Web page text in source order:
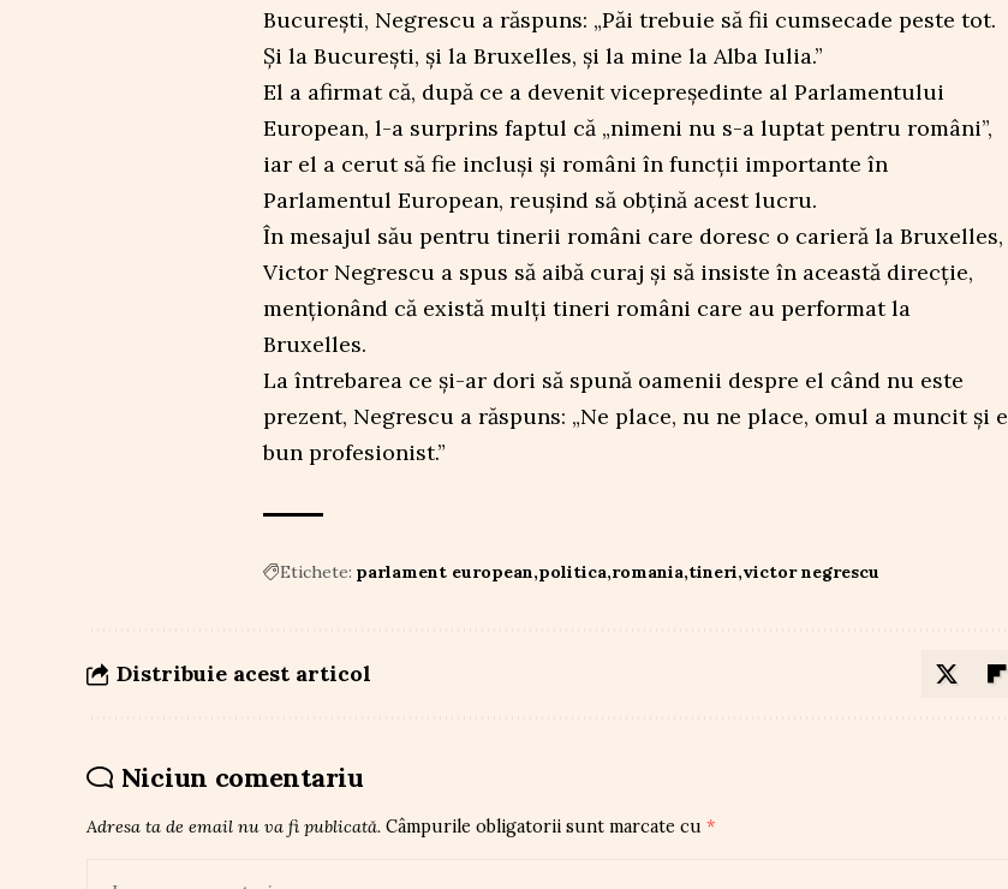
București, Negrescu a răspuns: „Păi trebuie să fii cumsecade peste tot.
Și la București, și la Bruxelles, și la mine la Alba Iulia.”
El a afirmat că, după ce a devenit vicepreședinte al Parlamentului
European, l-a surprins faptul că „nimeni nu s-a luptat pentru români”,
iar el a cerut să fie incluși și români în funcții importante în
Parlamentul European, reușind să obțină acest lucru.
În mesajul său pentru tinerii români care doresc o carieră la Bruxelles,
Victor Negrescu a spus să aibă curaj și să insiste în această direcție,
menționând că există mulți tineri români care au performat la
Bruxelles.
La întrebarea ce și-ar dori să spună oamenii despre el când nu este
prezent, Negrescu a răspuns: „Ne place, nu ne place, omul a muncit și e
bun profesionist.”
Etichete: parlament european politica romania tineri victor negrescu
Distribuie acest articol
Niciun comentariu
Adresa ta de email nu va fi publicată. Câmpurile obligatorii sunt marcate cu *